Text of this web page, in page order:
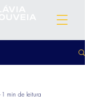
1 min de leitura